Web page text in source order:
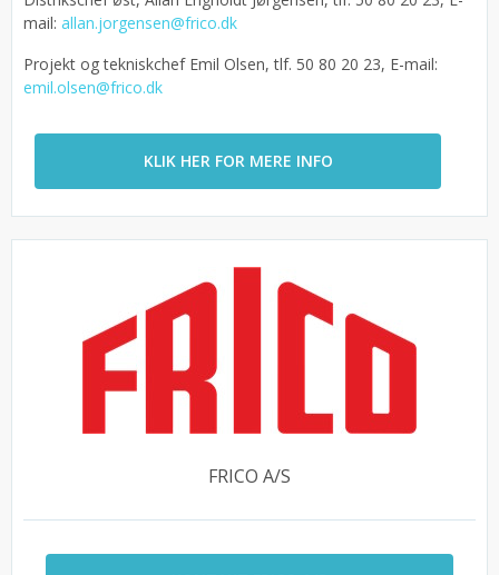
mail: allan.jorgensen@frico.dk
Projekt og tekniskchef Emil Olsen, tlf. 50 80 20 23, E-mail:
emil.olsen@frico.dk
KLIK HER FOR MERE INFO
FRICO A/S